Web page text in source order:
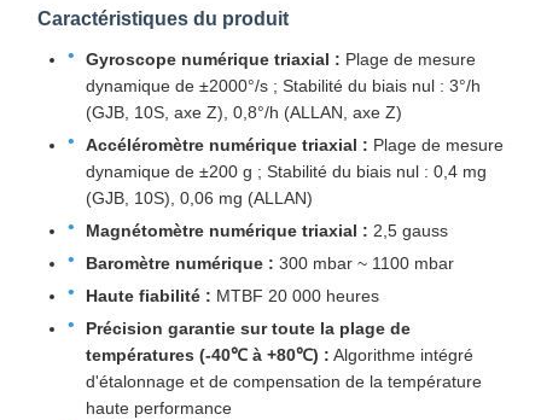
Caractéristiques du produit
Gyroscope numérique triaxial : Plage de mesure
dynamique de ±2000°/s ; Stabilité du biais nul : 3°/h
(GJB, 10S, axe Z), 0,8°/h (ALLAN, axe Z)
Accéléromètre numérique triaxial : Plage de mesure
dynamique de ±200 g ; Stabilité du biais nul : 0,4 mg
(GJB, 10S), 0,06 mg (ALLAN)
Magnétomètre numérique triaxial : 2,5 gauss
Baromètre numérique : 300 mbar ~ 1100 mbar
Haute fiabilité : MTBF 20 000 heures
Précision garantie sur toute la plage de
températures (-40℃ à +80℃) : Algorithme intégré
d'étalonnage et de compensation de la température
haute performance